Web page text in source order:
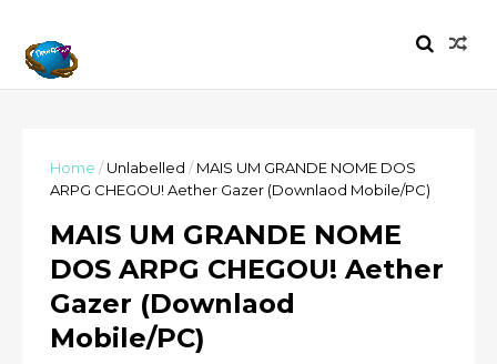
Home /Unlabelled / MAIS UM GRANDE NOME DOS
ARPG CHEGOU! Aether Gazer (Downlaod Mobile/PC)
MAIS UM GRANDE NOME
DOS ARPG CHEGOU! Aether
Gazer (Downlaod
Mobile/PC)